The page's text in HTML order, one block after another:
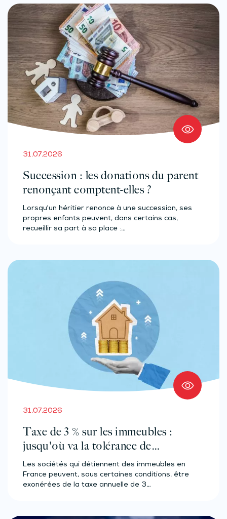
31.07.2026
Succession : les donations du parent
renonçant comptent-elles ?
Lorsqu'un héritier renonce à une succession, ses
propres enfants peuvent, dans certains cas,
recueillir sa part à sa place :…
31.07.2026
Taxe de 3 % sur les immeubles :
jusqu'où va la tolérance de
l'administration ?
Les sociétés qui détiennent des immeubles en
France peuvent, sous certaines conditions, être
exonérées de la taxe annuelle de 3…